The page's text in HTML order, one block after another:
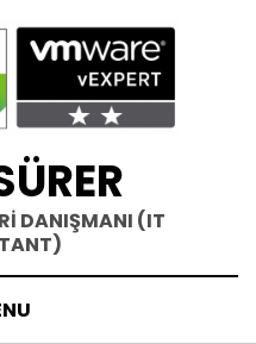
DANIŞMANI (IT